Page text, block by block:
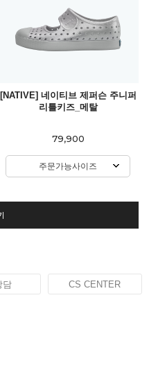
[NATIVE] 네이티브 제퍼슨 주니퍼
리틀키즈_메탈
79,900
주문가능사이즈
담 CS CENTER